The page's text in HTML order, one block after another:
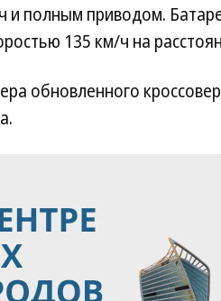
и полным приводом.
135 км/ч на
обновленного